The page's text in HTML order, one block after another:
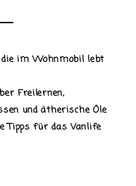
im Wohnmobil lebt
Freilernen,
und ätherische Öle
Tipps für das Vanlife